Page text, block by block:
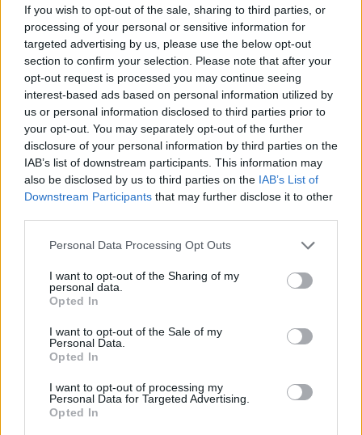
If you wish to opt-out of the sale, sharing to third parties, or
processing of your personal or sensitive information for
targeted advertising by us, please use the below opt-out
section to confirm your selection. Please note that after your
opt-out request is processed you may continue seeing
interest-based ads based on personal information utilized by
us or personal information disclosed to third parties prior to
your opt-out. You may separately opt-out of the further
disclosure of your personal information by third parties on the
IAB’s list of downstream participants. This information may
also be disclosed by us to third parties on the IAB’s List of
Downstream Participants that may further disclose it to other
Personal Data Processing Opt Outs
I want to opt-out of the Sharing of my
personal data.
Opted In
I want to opt-out of the Sale of my
Personal Data.
Opted In
I want to opt-out of processing my
Personal Data for Targeted Advertising.
Opted In
wybranych kontekstów.
Jedną z najważniejszych wartości, które cenią
sobie ludzie, jest bez wątpienia prawda. Uznaje
się ją za cnotę, a dodatkowo prawda umożliwia
funkcjonowanie społeczeństwa. Bez prawdy nie
ma zaufania, działania i możliwości rozwoju.
Jednak ludzie często mijają się z prawdą,
zatajają ją dla własnych korzyści, kłamią w celu
skonfrontować. Prawda potrafi nieść ze sobą
Kategorie
Decyzja jednostki a życie
społeczności. W pracy odwołaj się